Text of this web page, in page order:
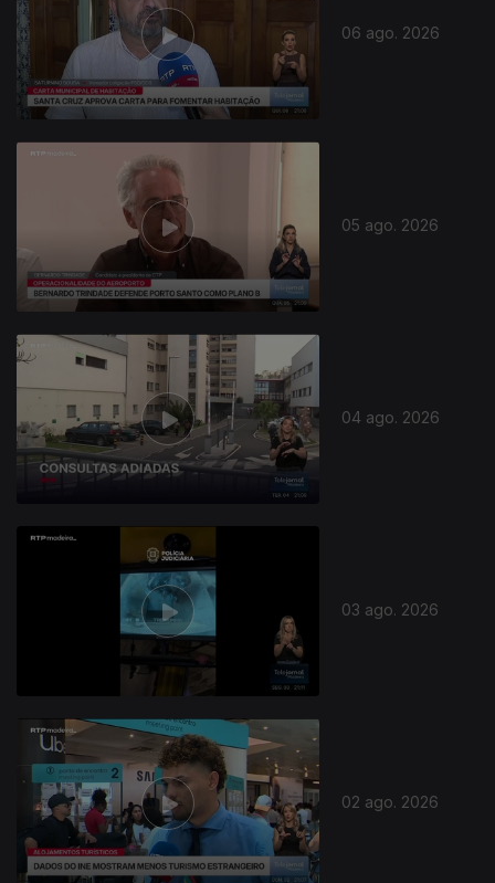
06 ago. 2026
05 ago. 2026
04 ago. 2026
03 ago. 2026
02 ago. 2026